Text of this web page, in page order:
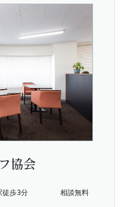
協会
徒歩3分　      相談無料